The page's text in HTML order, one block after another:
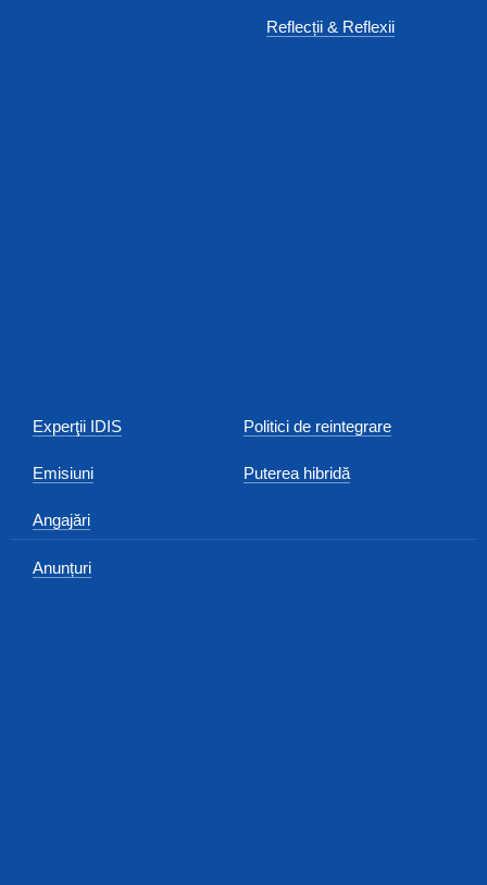
Reflecții & Reflexii
Experţii IDIS
Emisiuni
Angajări
Anunțuri
Politici de reintegrare
Puterea hibridă